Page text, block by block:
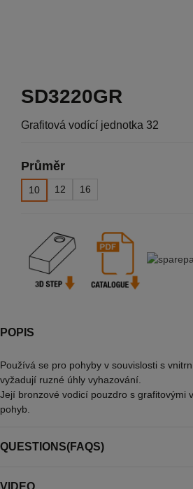
SD3220GR
Grafitová vodící jednotka 32
Průměr
10 12 16
POPIS
Používá se pro pohyby v souvislosti s
vyžadují ruzné úhly vyhazování.
Její bronzové vodicí pouzdro s grafitovými
pohyb.
QUESTIONS(FAQS)
VIDEO